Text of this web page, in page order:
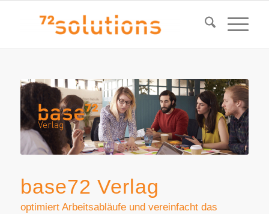
base72 Verlag
optimiert Arbeitsabläufe und vereinfacht das